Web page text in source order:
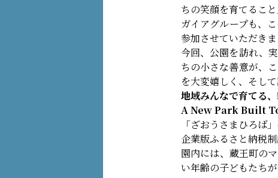
ちの笑顔を育てるこ
ガイアグループも、
参加させていただきま
今回、公園を訪れ、
ちの小さな善意が、
を大変嬉しく、そし
地域みんなで育てる
A New Park Built
「ざおうさまひろば
企業版ふるさと納税
園内には、蔵王町の
い年齢の子どもたち